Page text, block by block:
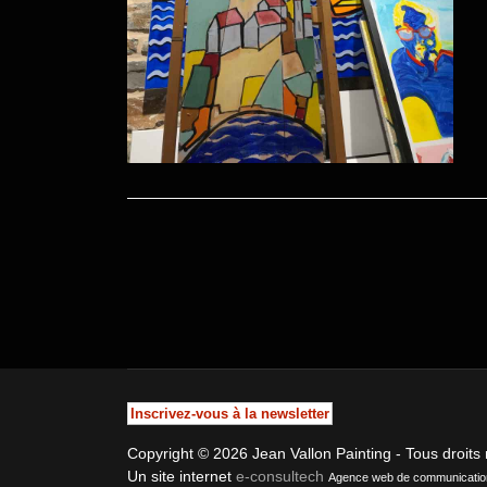
Inscrivez-vous à la newsletter
Copyright © 2026 Jean Vallon Painting - Tous droits
Un site internet e-consultech Agence web de